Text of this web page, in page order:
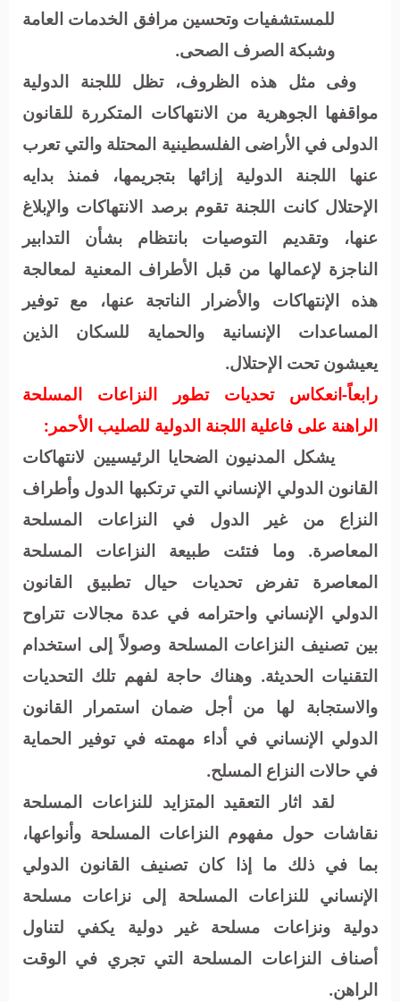
للمستشفيات وتحسين مرافق الخدمات العامة
وشبكة الصرف الصحى.
وفى مثل هذه الظروف، تظل لللجنة الدولية
مواقفها الجوهرية من الانتهاكات المتكررة للقانون
الدولى في الأراضى الفلسطينية المحتلة والتي تعرب
عنها اللجنة الدولية إزائها بتجريمها، فمنذ بدايه
الإحتلال كانت اللجنة تقوم برصد الانتهاكات والإبلاغ
عنها، وتقديم التوصيات بانتظام بشأن التدابير
الناجزة لإعمالها من قبل الأطراف المعنية لمعالجة
هذه الإنتهاكات والأضرار الناتجة عنها، مع توفير
المساعدات الإنسانية والحماية للسكان الذين
يعيشون تحت الإحتلال.
رابعاً-انعكاس تحديات تطور النزاعات المسلحة
الراهنة على فاعلية اللجنة الدولية للصليب الأحمر:
يشكل المدنيون الضحايا الرئيسيين لانتهاكات
القانون الدولي الإنساني التي ترتكبها الدول وأطراف
النزاع من غير الدول في النزاعات المسلحة
المعاصرة. وما فتئت طبيعة النزاعات المسلحة
المعاصرة تفرض تحديات حيال تطبيق القانون
الدولي الإنساني واحترامه في عدة مجالات تتراوح
بين تصنيف النزاعات المسلحة وصولاً إلى استخدام
التقنيات الحديثة. وهناك حاجة لفهم تلك التحديات
والاستجابة لها من أجل ضمان استمرار القانون
الدولي الإنساني في أداء مهمته في توفير الحماية
في حالات النزاع المسلح.
لقد اثار التعقيد المتزايد للنزاعات المسلحة
نقاشات حول مفهوم النزاعات المسلحة وأنواعها،
بما في ذلك ما إذا كان تصنيف القانون الدولي
الإنساني للنزاعات المسلحة إلى نزاعات مسلحة
دولية ونزاعات مسلحة غير دولية يكفي لتناول
أصناف النزاعات المسلحة التي تجري في الوقت
الراهن.